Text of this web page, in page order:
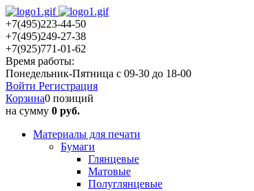
+7(495)223-44-50
+7(495)249-27-38
+7(925)771-01-62
Время работы:
Понедельник-Пятница с 09-30 до 18-00
Войти Регистрация
Корзина0 позиций
на сумму 0 руб.
Материалы для печати
Бумаги
Глянцевые
Матовые
Полуглянцевые